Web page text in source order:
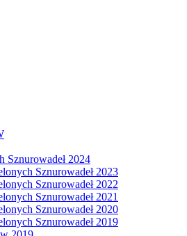
Sznurowadeł 2024
Sznurowadeł 2023
Sznurowadeł 2022
Sznurowadeł 2021
Sznurowadeł 2020
Sznurowadeł 2019